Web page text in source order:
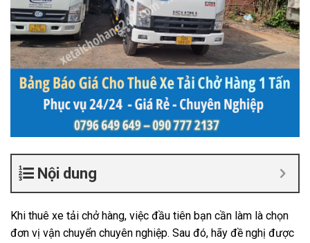
Nội dung
Khi thuê xe tải chở hàng, việc đầu tiên bạn cần làm là chọn
đơn vị vận chuyển chuyên nghiệp. Sau đó, hãy đề nghị được